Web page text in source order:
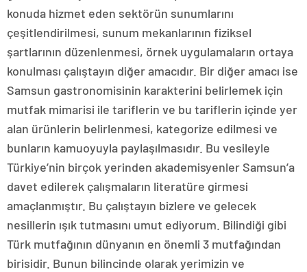
konuda hizmet eden sektörün sunumlarını
çeşitlendirilmesi, sunum mekanlarının fiziksel
şartlarının düzenlenmesi, örnek uygulamaların ortaya
konulması çalıştayın diğer amacıdır. Bir diğer amacı ise
Samsun gastronomisinin karakterini belirlemek için
mutfak mimarisi ile tariflerin ve bu tariflerin içinde yer
alan ürünlerin belirlenmesi, kategorize edilmesi ve
bunların kamuoyuyla paylaşılmasıdır. Bu vesileyle
Türkiye’nin birçok yerinden akademisyenler Samsun’a
davet edilerek çalışmaların literatüre girmesi
amaçlanmıştır. Bu çalıştayın bizlere ve gelecek
nesillerin ışık tutmasını umut ediyorum. Bilindiği gibi
Türk mutfağının dünyanın en önemli 3 mutfağından
birisidir. Bunun bilincinde olarak yerimizin ve